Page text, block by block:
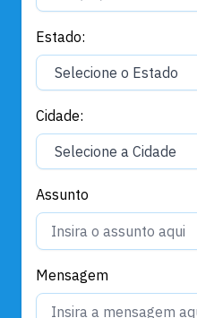
Estado:
Cidade:
Assunto
Mensagem